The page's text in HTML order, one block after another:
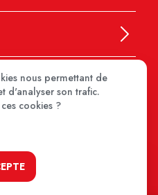
nous permettant de
d'analyser son trafic.
cookies ?